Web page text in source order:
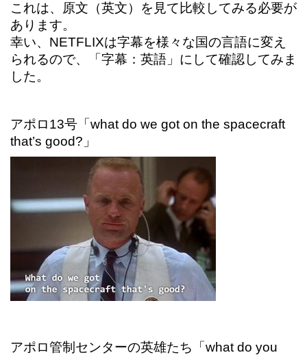
これは、原文（英文）を見て比較してみる必要が
あります。
幸い、NETFLIXは字幕を様々な国の言語に変え
られるので、「字幕：英語」にして確認してみま
した。
アポロ13号「what do we got on the spacecraft
that’s good?」
アポロ管制センターの英雄たち「what do you